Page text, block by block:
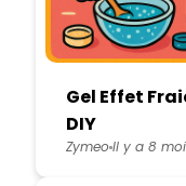
Gel Effet
DIY
ZymeoIl y a 8